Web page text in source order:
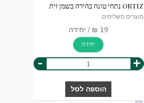
ORTIZ נתחי טונה בהירה בשמן זית
מוצרים משלימים
יחידה
+
-
הוספה לסל